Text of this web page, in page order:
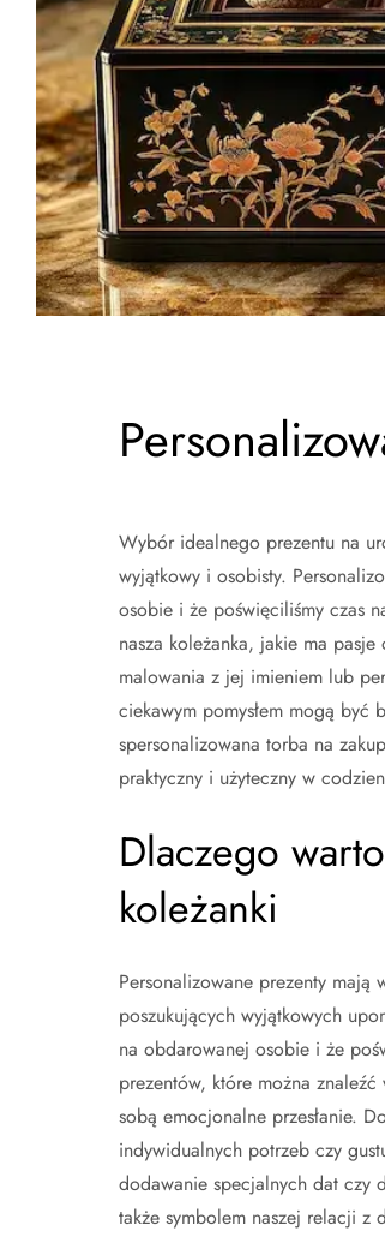
Wybór idealnego prezentu na
wyjątkowy i osobisty.
osobie i że poświęciliśmy czas
nasza koleżanka, jakie ma
malowania z jej imieniem lub
ciekawym pomysłem mogą być
spersonalizowana torba na
praktyczny i użyteczny w
Dlaczego
koleżanki
Personalizowane prezenty
poszukujących wyjątkowych
na obdarowanej osobie i że
prezentów, które można
sobą emocjonalne przesłanie.
indywidualnych potrzeb czy
dodawanie specjalnych dat czy
także symbolem naszej relacji z